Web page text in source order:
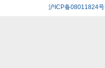
沪ICP备08011824号